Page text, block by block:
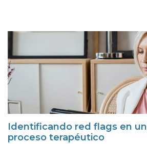
Identificando red flags en un
proceso terapéutico